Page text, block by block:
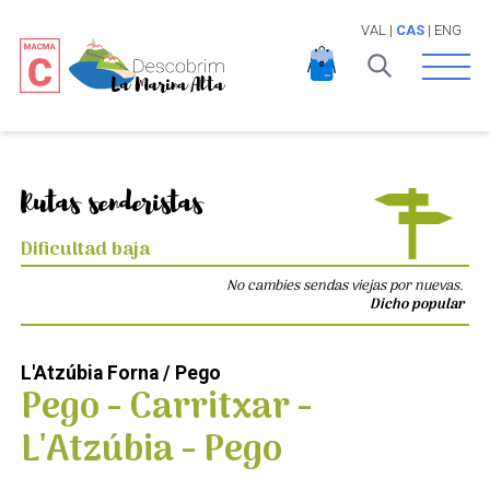
VAL | CAS| ENG
Open
Rutas senderistas
Dificultad baja
No cambies sendas viejas por nuevas.
Dicho popular
L'Atzúbia Forna / Pego
Pego - Carritxar -
L'Atzúbia - Pego